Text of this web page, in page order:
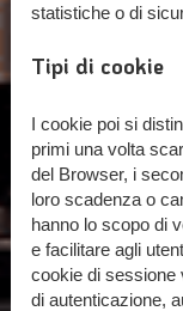
statistiche o di
Tipi di cookie
I cookie poi si
primi una volta
del Browser, i
loro scadenza o
hanno lo scopo di
e facilitare agli
cookie di sessione
di autenticazione,